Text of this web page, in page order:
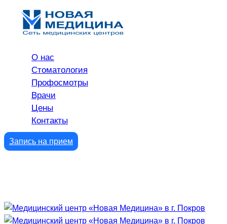
О нас
Стоматология
Профосмотры
Врачи
Цены
Контакты
Запись на прием